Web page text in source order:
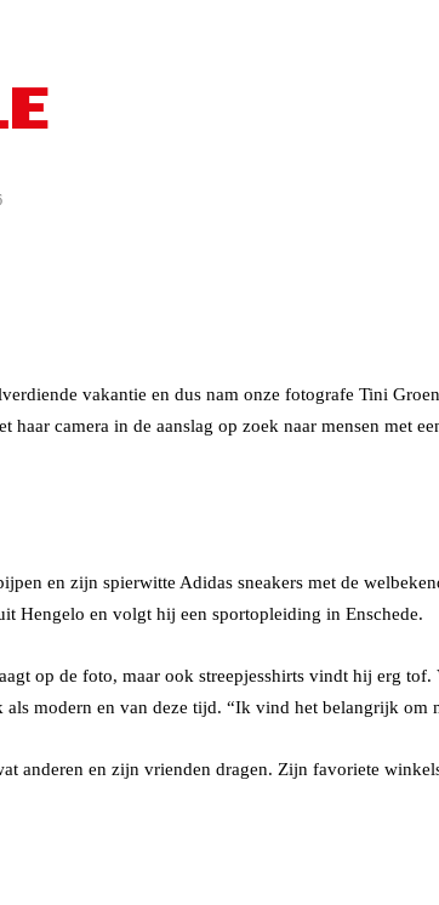
vakantie en dus nam onze fotografe Tini
haar camera in de aanslag op zoek naar mensen met
en zijn spierwitte Adidas sneakers met de
Hengelo en volgt hij een sportopleiding in Enschede.
op de foto, maar ook streepjesshirts vindt hij erg
modern en van deze tijd. “Ik vind het belangrijk om
anderen en zijn vrienden dragen. Zijn favoriete